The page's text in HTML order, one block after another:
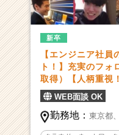
新卒
【エンジニア社
ト！】充実のフォ
取得）【人柄重視
WEB面談 OK
勤務地： 東京都、